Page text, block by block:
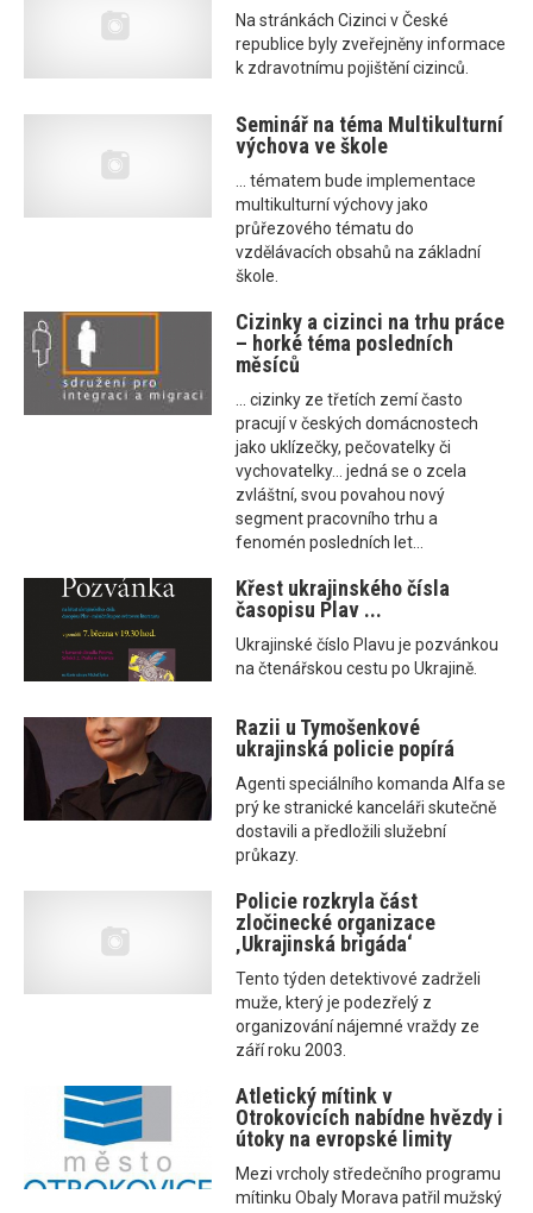
Na stránkách Cizinci v České
republice byly zveřejněny informace
k zdravotnímu pojištění cizinců.
Seminář na téma Multikulturní
výchova ve škole
... tématem bude implementace
multikulturní výchovy jako
průřezového tématu do
vzdělávacích obsahů na základní
škole.
Cizinky a cizinci na trhu práce
– horké téma posledních
měsíců
... cizinky ze třetích zemí často
pracují v českých domácnostech
jako uklízečky, pečovatelky či
vychovatelky... jedná se o zcela
zvláštní, svou povahou nový
segment pracovního trhu a
fenomén posledních let...
Křest ukrajinského čísla
časopisu Plav ...
Ukrajinské číslo Plavu je pozvánkou
na čtenářskou cestu po Ukrajině.
Razii u Tymošenkové
ukrajinská policie popírá
Agenti speciálního komanda Alfa se
prý ke stranické kanceláři skutečně
dostavili a předložili služební
průkazy.
Policie rozkryla část
zločinecké organizace
‚Ukrajinská brigáda‘
Tento týden detektivové zadrželi
muže, který je podezřelý z
organizování nájemné vraždy ze
září roku 2003.
Atletický mítink v
Otrokovicích nabídne hvězdy i
útoky na evropské limity
Mezi vrcholy středečního programu
mítinku Obaly Morava patřil mužský